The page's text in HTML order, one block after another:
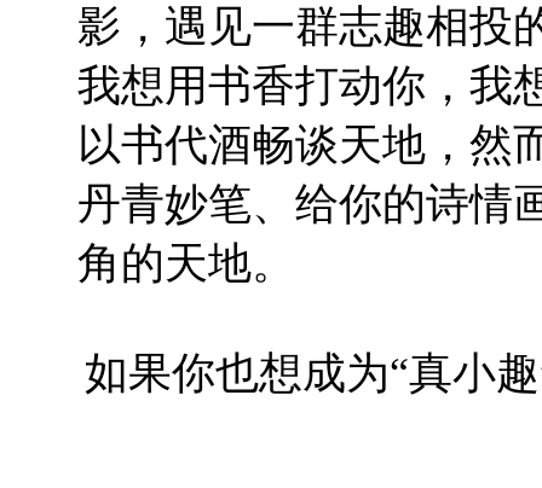
影，遇见一群志趣相投
我想用书香打动你，我
以书代酒畅谈天地，然
丹青妙笔、给你的诗情
角的天地。
如果你也想成为“真小